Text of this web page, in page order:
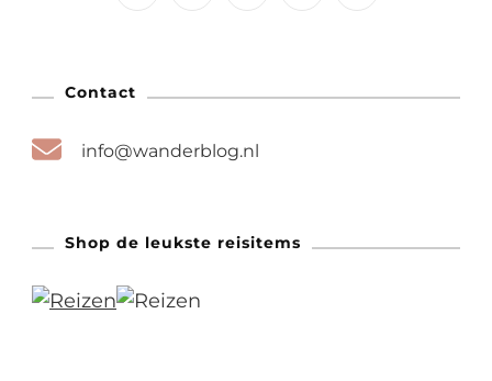
Contact
info@wanderblog.nl
Shop de leukste reisitems